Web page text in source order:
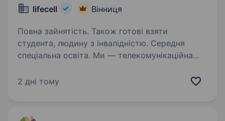
lifecell
Вінниця
Повна зайнятість. Також готові взяти
студента, людину з інвалідністю. Середня
спеціальна освіта. Ми — телекомунікаційна
мобільний і фіксований зв’язок, інтернет,
країну на зв’язку, інвестуючи…
2 дні тому